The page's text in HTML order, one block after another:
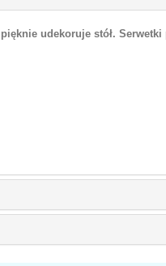
udekoruje stół.